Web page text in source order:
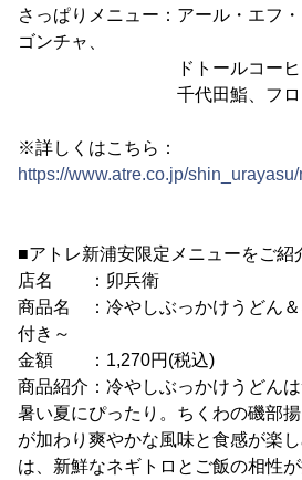
さっぱりメニュー：アール・エフ
ゴンチャ、
ドトールコーヒー、
千代田鮨、フロ プロ
※詳しくはこちら：
https://www.atre.co.jp/
■アトレ新浦安限定メニューをご紹
店名 ：卯兵衛
商品名 ：冷やしぶっかけうどん＆
付き～
金額 ：1,270円(税込)
商品紹介：冷やしぶっかけうどん
暑い夏にぴったり。ちくわの磯部
が加わり爽やかな風味と食感が楽
は、新鮮なネギトロとご飯の相性